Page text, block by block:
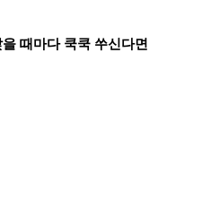
때마다 쿡쿡 쑤신다면